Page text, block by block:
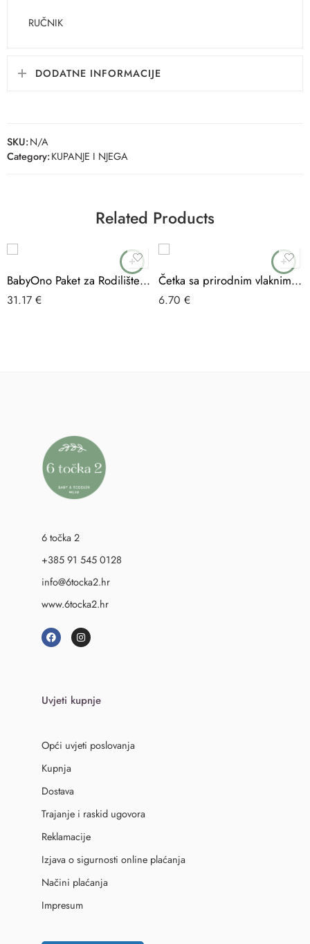
RUČNIK
DODATNE INFORMACIJE
SKU:N/A
Category:KUPANJE I NJEGA
Related Products
BabyOno Paket za Rodilište M (multipack)
31.17 €
Četka sa prirodnim vlaknima i češalj
6.70 €
6 točka 2
+385 91 545 0128
info@6tocka2.hr
www.6tocka2.hr
Uvjeti kupnje
Opći uvjeti poslovanja
Kupnja
Dostava
Trajanje i raskid ugovora
Reklamacije
Izjava o sigurnosti online plaćanja
Načini plaćanja
Impresum